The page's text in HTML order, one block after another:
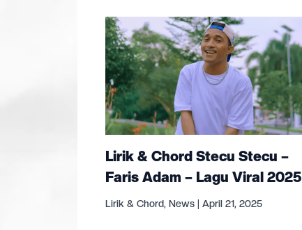
Lirik & Chord Stecu Stecu –
Faris Adam – Lagu Viral 2025
Lirik & Chord, News April 21, 2025